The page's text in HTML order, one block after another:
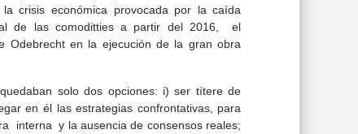
crisis económica provocada por la caída
de las comoditties a partir del 2016, el
Odebrecht en la ejecución de la gran obra
solo dos opciones: i) ser títere de
en él las estrategias confrontativas, para
interna y la ausencia de consensos reales;